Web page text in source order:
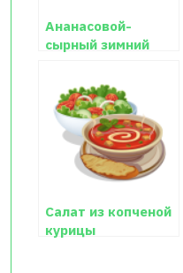
Ананасовой-
сырный зимний
Салат из копченой
курицы